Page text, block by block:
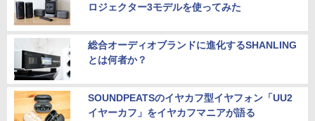
ロジェクター3モデルを使ってみた
総合オーディオブランドに進化するSHANLING
とは何者か？
SOUNDPEATSのイヤカフ型イヤフォン「UU2
イヤーカフ」をイヤカフマニアが語る